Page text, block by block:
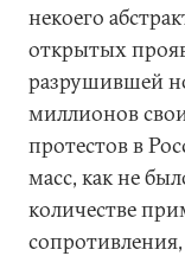
некоего
открытых
разрушившей
миллионов
протестов в
масс, как не
количестве
сопротивления,